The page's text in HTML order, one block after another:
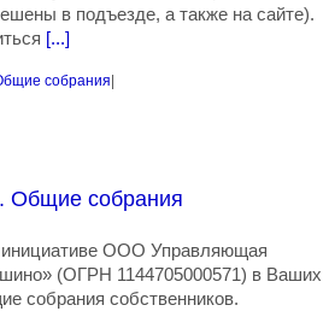
в подъезде, а также на сайте).
[...]
собрания|
Общие собрания
ООО Управляющая
(ОГРН 1144705000571) в Ваших
собрания собственников.